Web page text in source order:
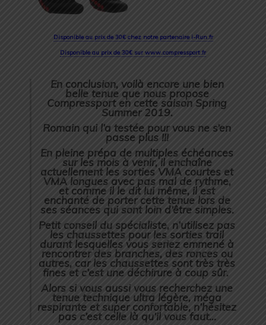
Disponible au prix de 30€ chez notre partenaire i-Run.fr
Disponible au prix de 30€ sur www.compressport.fr
En conclusion, voilà encore une bien
belle tenue que nous propose
Compressport en cette saison Spring
Summer 2019.
Romain qui l’a testée pour vous ne s’en
passe plus !!!
En pleine prépa de multiples échéances
sur les mois à venir, il enchaîne
actuellement les sorties VMA courtes et
VMA longues avec pas mal de rythme,
et comme il le dit lui même, il est
enchanté de porter cette tenue lors de
ses séances qui sont loin d’être simples.
Petit conseil du spécialiste, n’utilisez pas
les chaussettes pour les sorties trail
durant lesquelles vous seriez emmené à
rencontrer des branches, des ronces ou
autres, car les chaussettes sont très très
fines et c’est une déchirure à coup sûr.
Alors si vous aussi vous recherchez une
tenue technique ultra légère, méga
respirante et super confortable, n’hésitez
pas c’est celle là qu’il vous faut…